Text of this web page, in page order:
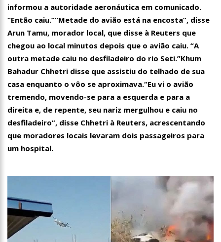
Vem ai o Bloco das Abandonadas do Nucleo 13 na
informou a autoridade aeronáutica em comunicado.
“Então caiu.”“Metade do avião está na encosta”, disse
Arun Tamu, morador local, que disse à Reuters que
chegou ao local minutos depois que o avião caiu. “A
outra metade caiu no desfiladeiro do rio Seti.”Khum
Bahadur Chhetri disse que assistiu do telhado de sua
casa enquanto o vôo se aproximava.“Eu vi o avião
tremendo, movendo-se para a esquerda e para a
direita e, de repente, seu nariz mergulhou e caiu no
desfiladeiro”, disse Chhetri à Reuters, acrescentando
que moradores locais levaram dois passageiros para
um hospital.